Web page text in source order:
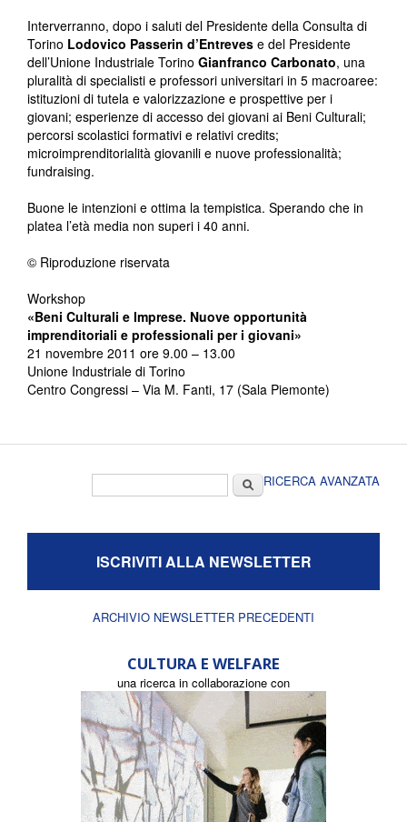
Interverranno, dopo i saluti del Presidente della Consulta di
Torino Lodovico Passerin d’Entreves e del Presidente
dell’Unione Industriale Torino Gianfranco Carbonato, una
pluralità di specialisti e professori universitari in 5 macroaree:
istituzioni di tutela e valorizzazione e prospettive per i
giovani; esperienze di accesso dei giovani ai Beni Culturali;
percorsi scolastici formativi e relativi credits;
microimprenditorialità giovanili e nuove professionalità;
fundraising.
Buone le intenzioni e ottima la tempistica. Sperando che in
platea l’età media non superi i 40 anni.
© Riproduzione riservata
Workshop
«Beni Culturali e Imprese. Nuove opportunità
imprenditoriali e professionali per i giovani»
21 novembre 2011 ore 9.00 – 13.00
Unione Industriale di Torino
Centro Congressi – Via M. Fanti, 17 (Sala Piemonte)
CercaRICERCA AVANZATA
ISCRIVITI ALLA NEWSLETTER
ARCHIVIO NEWSLETTER PRECEDENTI
CULTURA E WELFARE
una ricerca in collaborazione con